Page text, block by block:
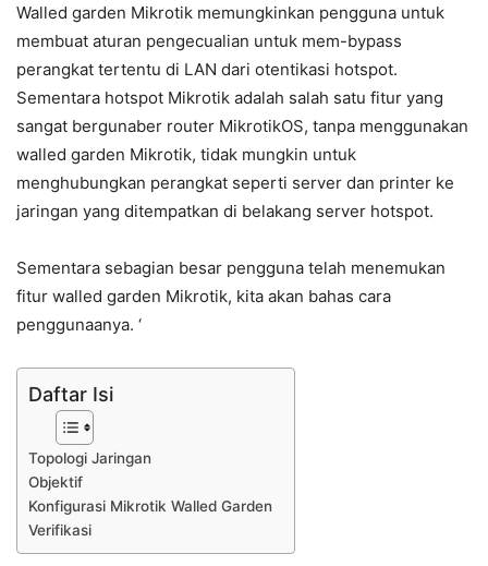
Walled garden Mikrotik memungkinkan pengguna untuk
membuat aturan pengecualian untuk mem-bypass
perangkat tertentu di LAN dari otentikasi hotspot.
Sementara hotspot Mikrotik adalah salah satu fitur yang
sangat bergunaber router MikrotikOS, tanpa menggunakan
walled garden Mikrotik, tidak mungkin untuk
menghubungkan perangkat seperti server dan printer ke
jaringan yang ditempatkan di belakang server hotspot.
Sementara sebagian besar pengguna telah menemukan
fitur walled garden Mikrotik, kita akan bahas cara
penggunaanya. ‘
Daftar Isi
Topologi Jaringan
Objektif
Konfigurasi Mikrotik Walled Garden
Verifikasi